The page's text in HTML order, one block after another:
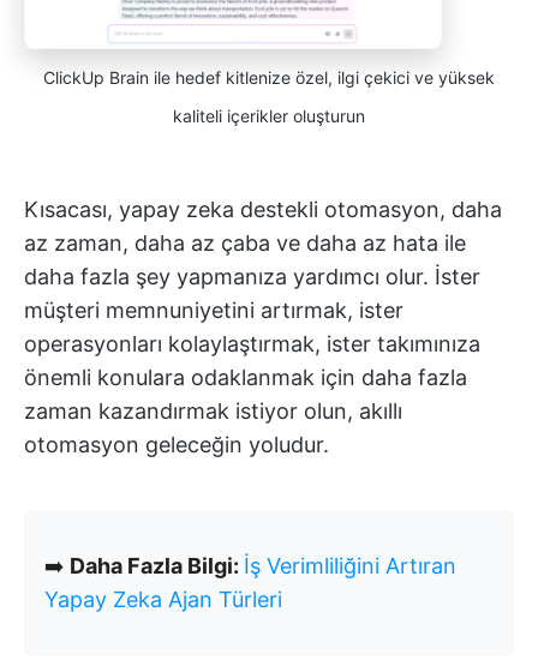
ClickUp Brain ile hedef kitlenize özel, ilgi çekici ve yüksek
kaliteli içerikler oluşturun
Kısacası, yapay zeka destekli otomasyon, daha
az zaman, daha az çaba ve daha az hata ile
daha fazla şey yapmanıza yardımcı olur. İster
müşteri memnuniyetini artırmak, ister
operasyonları kolaylaştırmak, ister takımınıza
önemli konulara odaklanmak için daha fazla
zaman kazandırmak istiyor olun, akıllı
otomasyon geleceğin yoludur.
➡️ Daha Fazla Bilgi: İş Verimliliğini Artıran
Yapay Zeka Ajan Türleri